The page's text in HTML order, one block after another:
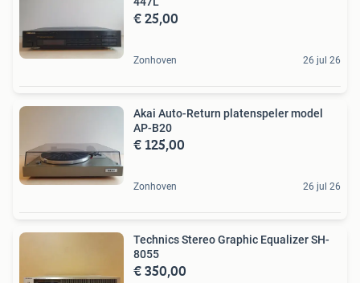
€ 25,00
Zonhoven 26 jul 26
Akai Auto-Return platenspeler model
AP-B20
€ 125,00
Zonhoven 26 jul 26
Technics Stereo Graphic Equalizer SH-
8055
€ 350,00